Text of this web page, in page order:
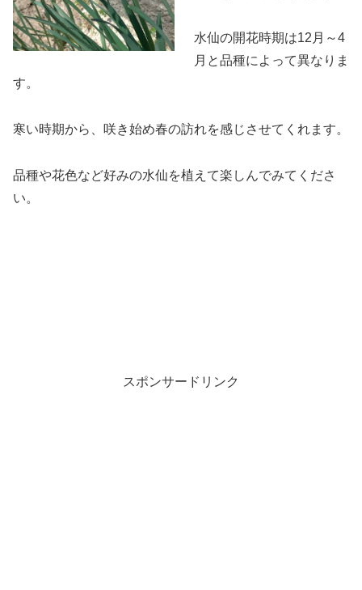
水仙の開花時期は12月～4
月と品種によって異なりま
す。
寒い時期から、咲き始め春の訪れを感じさせてくれます。
品種や花色など好みの水仙を植えて楽しんでみてくださ
い。
スポンサードリンク